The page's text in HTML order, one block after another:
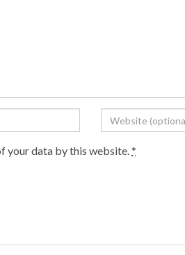
your data by this website.*